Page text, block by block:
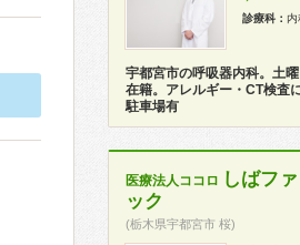
診療科： 内
宇都宮市の呼吸器内科。土
在籍。アレルギー・CT検査
駐車場有
医療法人ココロ しばフ
ック
(栃木県宇都宮市 桜)